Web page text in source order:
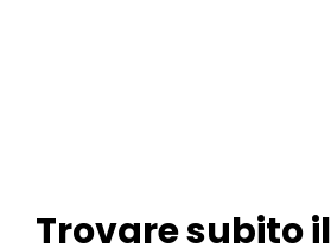
Trovare subito il